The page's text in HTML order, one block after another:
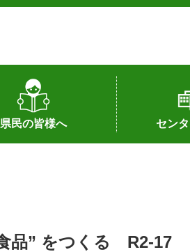
県民の皆様へ
芸に関する新技術
する新技術
に関する新技術
関する新技術
に関する新技術
する新技術
芸に関する豆知識
関する豆知識
する豆知識
する豆知識
・農業環境・機械関係
に関する豆知識
に関する豆知識
セン
所長あいさ
組織（各部
アクセス
沿革
所内の施設
品” をつくる R2-17